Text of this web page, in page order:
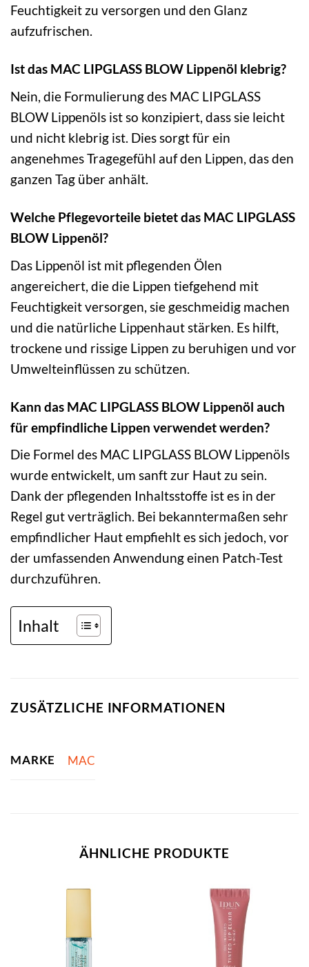
Feuchtigkeit zu versorgen und den Glanz
aufzufrischen.
Ist das MAC LIPGLASS BLOW Lippenöl klebrig?
Nein, die Formulierung des MAC LIPGLASS
BLOW Lippenöls ist so konzipiert, dass sie leicht
und nicht klebrig ist. Dies sorgt für ein
angenehmes Tragegefühl auf den Lippen, das den
ganzen Tag über anhält.
Welche Pflegevorteile bietet das MAC LIPGLASS
BLOW Lippenöl?
Das Lippenöl ist mit pflegenden Ölen
angereichert, die die Lippen tiefgehend mit
Feuchtigkeit versorgen, sie geschmeidig machen
und die natürliche Lippenhaut stärken. Es hilft,
trockene und rissige Lippen zu beruhigen und vor
Umwelteinflüssen zu schützen.
Kann das MAC LIPGLASS BLOW Lippenöl auch
für empfindliche Lippen verwendet werden?
Die Formel des MAC LIPGLASS BLOW Lippenöls
wurde entwickelt, um sanft zur Haut zu sein.
Dank der pflegenden Inhaltsstoffe ist es in der
Regel gut verträglich. Bei bekanntermaßen sehr
empfindlicher Haut empfiehlt es sich jedoch, vor
der umfassenden Anwendung einen Patch-Test
durchzuführen.
Inhalt
ZUSÄTZLICHE INFORMATIONEN
MARKE MAC
ÄHNLICHE PRODUKTE